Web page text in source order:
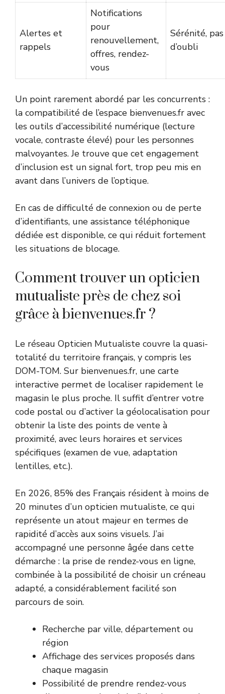
Alertes et
rappels
Notifications
pour
renouvellement,
offres, rendez-
vous
Sérénité, pas
d’oubli
Un point rarement abordé par les concurrents :
la compatibilité de l’espace bienvenues.fr avec
les outils d’accessibilité numérique (lecture
vocale, contraste élevé) pour les personnes
malvoyantes. Je trouve que cet engagement
d’inclusion est un signal fort, trop peu mis en
avant dans l’univers de l’optique.
En cas de difficulté de connexion ou de perte
d’identifiants, une assistance téléphonique
dédiée est disponible, ce qui réduit fortement
les situations de blocage.
Comment trouver un opticien
mutualiste près de chez soi
grâce à bienvenues.fr ?
Le réseau Opticien Mutualiste couvre la quasi-
totalité du territoire français, y compris les
DOM-TOM. Sur bienvenues.fr, une carte
interactive permet de localiser rapidement le
magasin le plus proche. Il suffit d’entrer votre
code postal ou d’activer la géolocalisation pour
obtenir la liste des points de vente à
proximité, avec leurs horaires et services
spécifiques (examen de vue, adaptation
lentilles, etc.).
En 2026, 85% des Français résident à moins de
20 minutes d’un opticien mutualiste, ce qui
représente un atout majeur en termes de
rapidité d’accès aux soins visuels. J’ai
accompagné une personne âgée dans cette
démarche : la prise de rendez-vous en ligne,
combinée à la possibilité de choisir un créneau
adapté, a considérablement facilité son
parcours de soin.
Recherche par ville, département ou
région
Affichage des services proposés dans
chaque magasin
Possibilité de prendre rendez-vous